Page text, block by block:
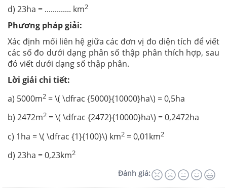
d) 23ha = ............. km2
Phương pháp giải:
Xác định mối liên hệ giữa các đơn vị đo diện tích để viết
các số đo dưới dạng phân số thập phân thích hợp, sau
đó viết dưới dạng số thập phân.
Lời giải chi tiết:
a) 5000m2 = \( \dfrac {5000}{10000}ha\) = 0,5ha
b) 2472m2 = \( \dfrac {2472}{10000}ha\) = 0,2472ha
c) 1ha = \( \dfrac {1}{100}\) km2 = 0,01km2
d) 23ha = 0,23km2
Đánh giá: